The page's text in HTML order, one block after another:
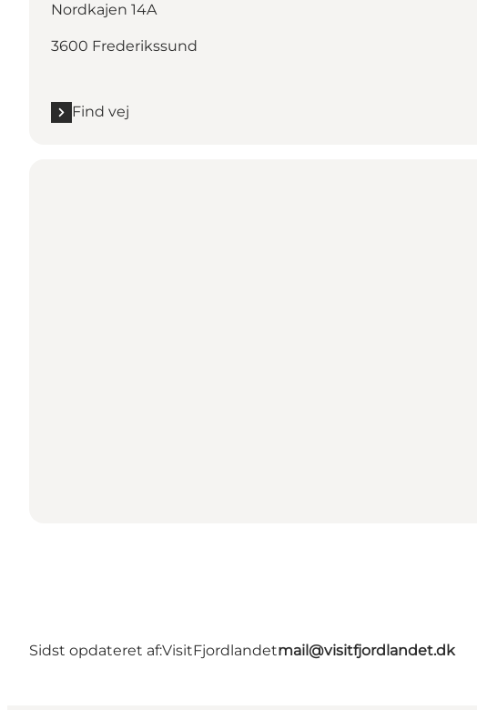
Nordkajen 14A
3600 Frederikssund
Find vej
Sidst opdateret af:VisitFjordlandetmail@visitfjordlandet.dk